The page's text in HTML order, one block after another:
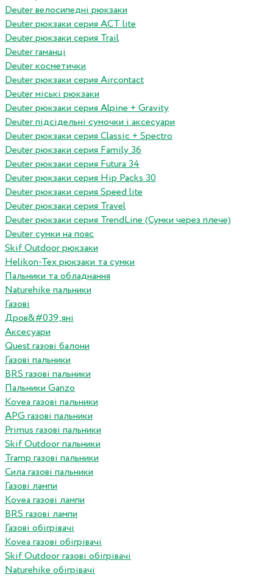
Deuter велосипедні рюкзаки
Deuter рюкзаки серия ACT lite
Deuter рюкзаки серия Trail
Deuter гаманці
Deuter косметички
Deuter рюкзаки серия Aircontact
Deuter міські рюкзаки
Deuter рюкзаки серия Alpine + Gravity
Deuter підсідельні сумочки і аксесуари
Deuter рюкзаки серия Classic + Spectro
Deuter рюкзаки серия Family 36
Deuter рюкзаки серия Futura 34
Deuter рюкзаки серия Hip Packs 30
Deuter рюкзаки серия Speed lite
Deuter рюкзаки серия Travel
Deuter рюкзаки серия TrendLine (Сумки через плече)
Deuter сумки на пояс
Skif Outdoor рюкзаки
Helikon-Tex рюкзаки та сумки
Пальники та обладнання
Naturehike пальники
Газові
Дров&#039;яні
Аксесуари
Quest газові балони
Газові пальники
BRS газові пальники
Пальники Ganzo
Kovea газові пальники
APG газові пальники
Primus газові пальники
Skif Outdoor пальники
Tramp газові пальники
Сила газові пальники
Газові лампи
Kovea газові лампи
BRS газові лампи
Газові обігрівачі
Kovea газові обігрівачі
Skif Outdoor газові обігрівачі
Naturehike обігрівачі